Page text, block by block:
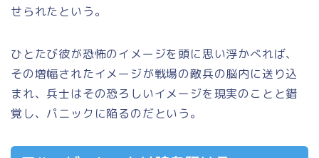
せられたという。
ひとたび彼が恐怖のイメージを頭に思い浮かべれば、
その増幅されたイメージが戦場の敵兵の脳内に送り込
まれ、兵士はその恐ろしいイメージを現実のことと錯
覚し、パニックに陥るのだという。